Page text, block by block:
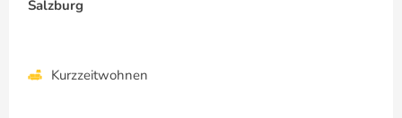
Salzburg
Kurzzeitwohnen